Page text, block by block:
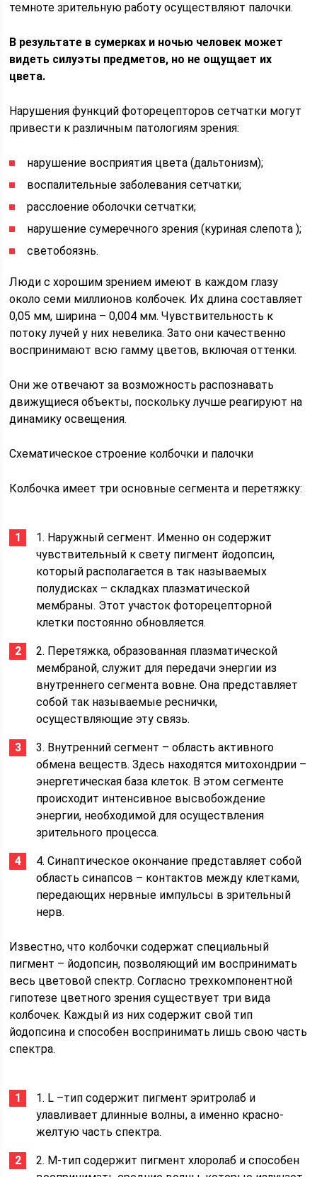
темноте зрительную работу осуществляют палочки.
В результате в сумерках и ночью человек может
видеть силуэты предметов, но не ощущает их
цвета.
Нарушения функций фоторецепторов сетчатки могут
привести к различным патологиям зрения:
нарушение восприятия цвета (дальтонизм);
воспалительные заболевания сетчатки;
расслоение оболочки сетчатки;
нарушение сумеречного зрения (куриная слепота );
светобоязнь.
Люди с хорошим зрением имеют в каждом глазу
около семи миллионов колбочек. Их длина составляет
0,05 мм, ширина – 0,004 мм. Чувствительность к
потоку лучей у них невелика. Зато они качественно
воспринимают всю гамму цветов, включая оттенки.
Они же отвечают за возможность распознавать
движущиеся объекты, поскольку лучше реагируют на
динамику освещения.
Схематическое строение колбочки и палочки
Колбочка имеет три основные сегмента и перетяжку:
1. Наружный сегмент. Именно он содержит
чувствительный к свету пигмент йодопсин,
который располагается в так называемых
полудисках – складках плазматической
мембраны. Этот участок фоторецепторной
клетки постоянно обновляется.
2. Перетяжка, образованная плазматической
мембраной, служит для передачи энергии из
внутреннего сегмента вовне. Она представляет
собой так называемые реснички,
осуществляющие эту связь.
3. Внутренний сегмент – область активного
обмена веществ. Здесь находятся митохондрии –
энергетическая база клеток. В этом сегменте
происходит интенсивное высвобождение
энергии, необходимой для осуществления
зрительного процесса.
4. Синаптическое окончание представляет собой
область синапсов – контактов между клетками,
передающих нервные импульсы в зрительный
нерв.
Известно, что колбочки содержат специальный
пигмент – йодопсин, позволяющий им воспринимать
весь цветовой спектр. Согласно трехкомпонентной
гипотезе цветного зрения существует три вида
колбочек. Каждый из них содержит свой тип
йодопсина и способен воспринимать лишь свою часть
спектра.
1. L –тип содержит пигмент эритролаб и
улавливает длинные волны, а именно красно-
желтую часть спектра.
2. М-тип содержит пигмент хлоролаб и способен